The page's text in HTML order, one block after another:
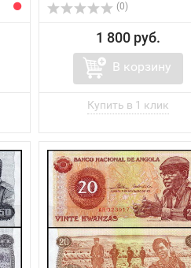
(0)
1 800 руб.
В корзину